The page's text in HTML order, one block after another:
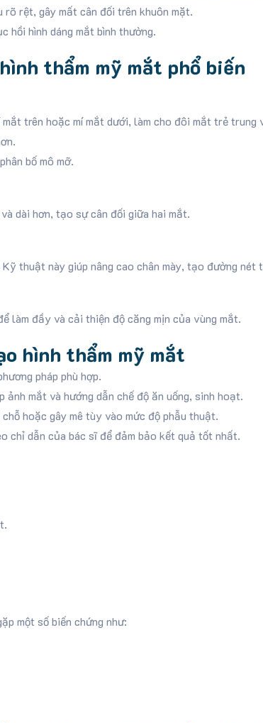
rệt, gây mất cân đối trên khuôn mặt.
hồi hình dáng mắt bình thường.
thẩm mỹ mắt phổ biến
trên hoặc mí mắt dưới, làm cho đôi mắt trẻ trung
bố mô mỡ.
dài hơn, tạo sự cân đối giữa hai mắt.
thuật này giúp nâng cao chân mày, tạo đường
làm đầy và cải thiện độ căng mịn của vùng mắt.
hình thẩm mỹ mắt
pháp phù hợp.
mắt và hướng dẫn chế độ ăn uống, sinh hoạt.
hoặc gây mê tùy vào mức độ phẫu thuật.
chỉ dẫn của bác sĩ để đảm bảo kết quả tốt nhất.
một số biến chứng như: